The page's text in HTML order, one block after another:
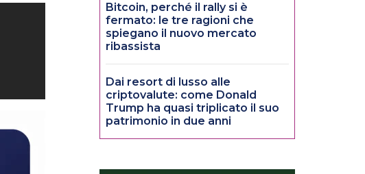
Bitcoin, perché il rally si è
fermato: le tre ragioni che
spiegano il nuovo mercato
ribassista
Dai resort di lusso alle
criptovalute: come Donald
Trump ha quasi triplicato il suo
patrimonio in due anni